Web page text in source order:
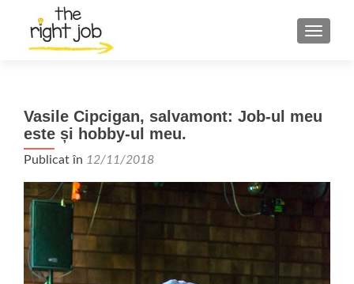
Vasile Cipcigan, salvamont: Job-ul meu
este și hobby-ul meu.
Publicat în 12/11/2018